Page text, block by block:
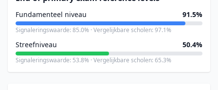
Fundamenteel niveau 91.5%
Signaleringswaarde: 85.0% · Vergelijkbare scholen: 97.1%
Streefniveau 50.4%
Signaleringswaarde: 53.8% · Vergelijkbare scholen: 65.3%